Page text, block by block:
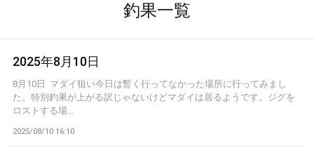
釣果一覧
2025年8月10日
8月10日 マダイ狙い今日は暫く行ってなかった場所に行ってみまし
た。特別釣果が上がる訳じゃないけどマダイは居るようです。ジグを
ロストする場...
2025/08/10 16:10